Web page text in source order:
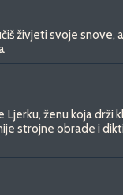
živjeti svoje snove,
Ljerku, ženu koja drži
strojne obrade i